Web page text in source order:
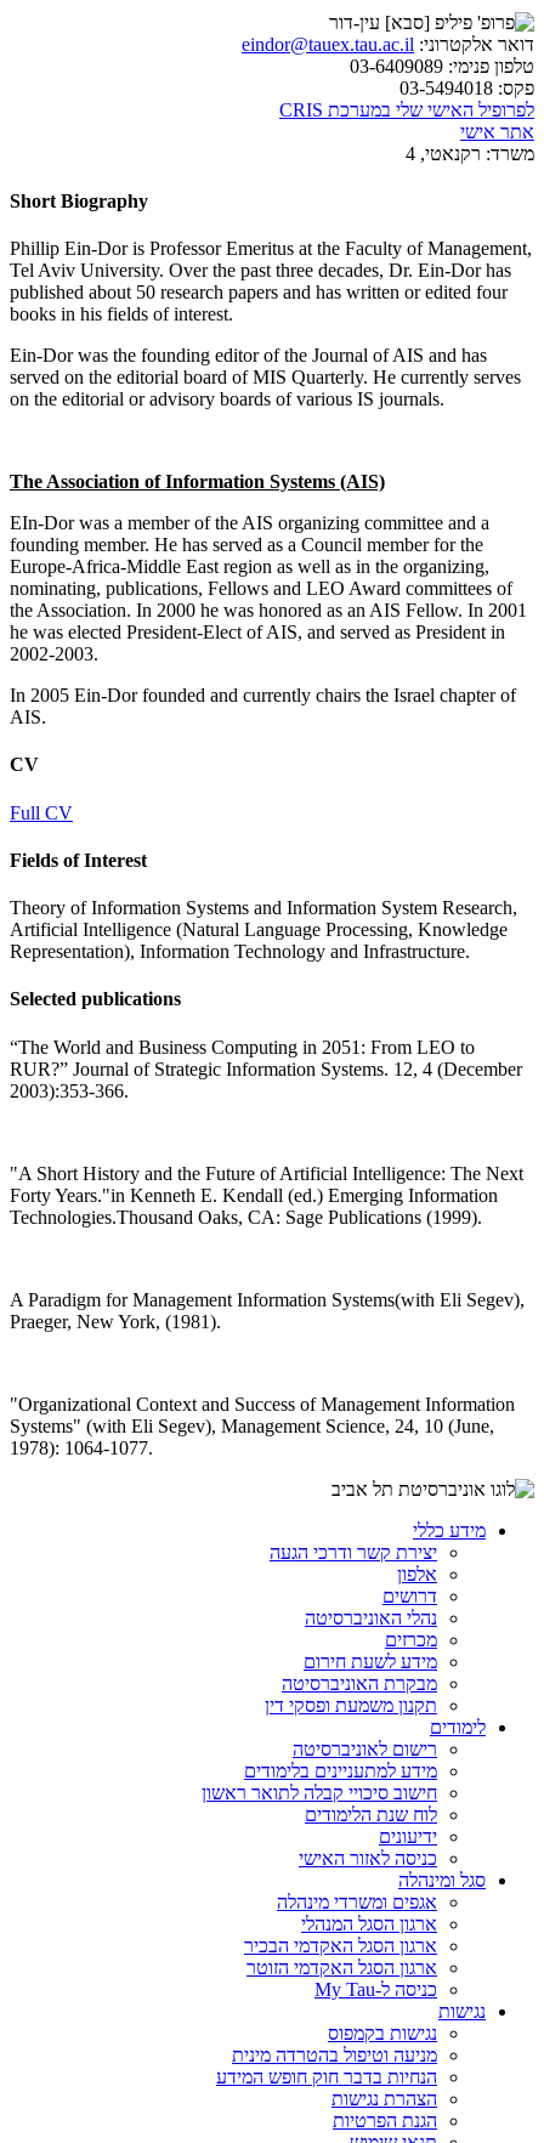
דואר אלקטרוני: eindor@tauex.tau.ac.il
טלפון פנימי:
פקס:
לפרופיל האישי שלי במערכת CRIS
אתר אישי
משרד: רקנאטי, 4
Short Biography
Phillip Ein-Dor is Professor Emeritus at the Faculty of Management,
Tel Aviv University. Over the past three decades, Dr. Ein-Dor has
published about 50 research papers and has written or edited four
books in his fields of interest.
Ein-Dor was the founding editor of the Journal of AIS and has
served on the editorial board of MIS Quarterly. He currently serves
on the editorial or advisory boards of various IS journals.
The Association of Information Systems (AIS)
EIn-Dor was a member of the AIS organizing committee and a
founding member. He has served as a Council member for the
Europe-Africa-Middle East region as well as in the organizing,
nominating, publications, Fellows and LEO Award committees of
the Association. In 2000 he was honored as an AIS Fellow. In 2001
he was elected President-Elect of AIS, and served as President in
2002-2003.
In 2005 Ein-Dor founded and currently chairs the Israel chapter of
AIS.
CV
Full CV
Fields of Interest
Theory of Information Systems and Information System Research,
Artificial Intelligence (Natural Language Processing, Knowledge
Representation), Information Technology and Infrastructure.
Selected publications
“The World and Business Computing in 2051: From LEO to
RUR?” Journal of Strategic Information Systems. 12, 4 (December
2003):353-366.
"A Short History and the Future of Artificial Intelligence: The Next
Forty Years."in Kenneth E. Kendall (ed.) Emerging Information
Technologies.Thousand Oaks, CA: Sage Publications (1999).
A Paradigm for Management Information Systems(with Eli Segev),
Praeger, New York, (1981).
"Organizational Context and Success of Management Information
Systems" (with Eli Segev), Management Science, 24, 10 (June,
1978): 1064-1077.
מידע כללי
יצירת קשר ודרכי הגעה
אלפון
דרושים
נהלי האוניברסיטה
מכרזים
מידע לשעת חירום
מבקרת האוניברסיטה
תקנון משמעת ופסקי דין
לימודים
רישום לאוניברסיטה
מידע למתעניינים בלימודים
חישוב סיכויי קבלה לתואר ראשון
לוח שנת הלימודים
ידיעונים
כניסה לאזור האישי
סגל ומינהלה
אגפים ומשרדי מינהלה
ארגון הסגל המנהלי
ארגון הסגל האקדמי הבכיר
ארגון הסגל האקדמי הזוטר
כניסה ל-My Tau
נגישות
נגישות בקמפוס
מניעה וטיפול בהטרדה מינית
הנחיות בדבר חוק חופש המידע
הצהרת נגישות
הגנת הפרטיות